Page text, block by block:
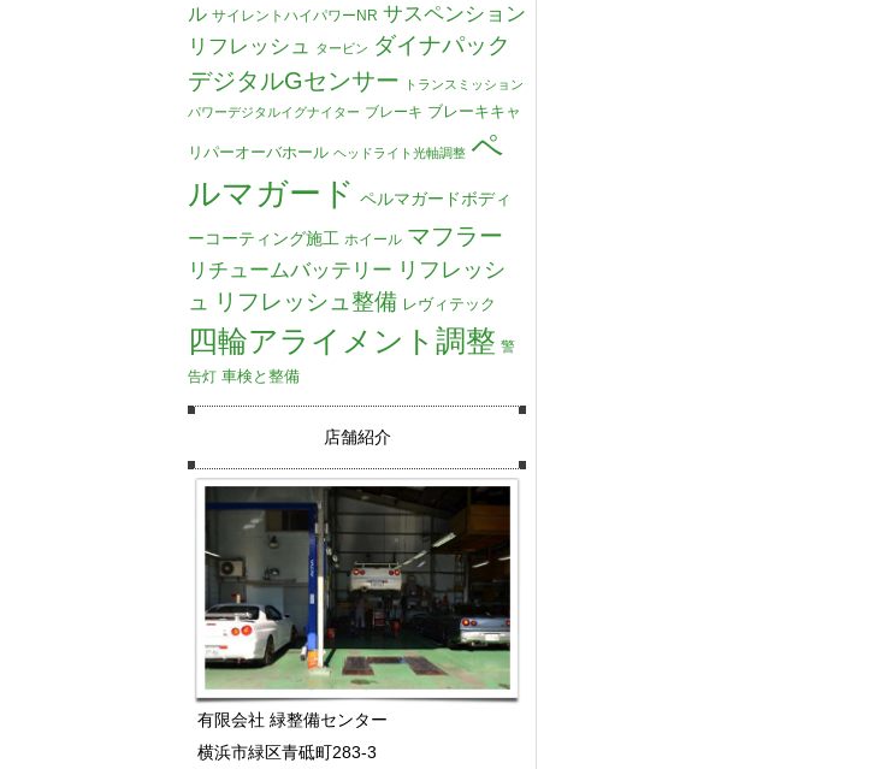
ル サイレントハイパワーNR サスペンション
リフレッシュ
タービン ダイナパック
デジタルGセンサー
トランスミッション
パワーデジタルイグナイター ブレーキ ブレーキキャ
リパーオーバホール ヘッドライト光軸調整 ペ
ルマガード ペルマガードボディ
ーコーティング施工 ホイール マフラー
リチュームバッテリー リフレッシ
ュ
リフレッシュ整備 レヴィテック
四輪アライメント調整 警
告灯 車検と整備
店舗紹介
有限会社 緑整備センター
横浜市緑区青砥町283-3